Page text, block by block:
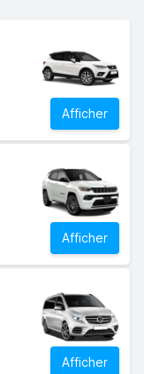
Afficher
Afficher
Afficher